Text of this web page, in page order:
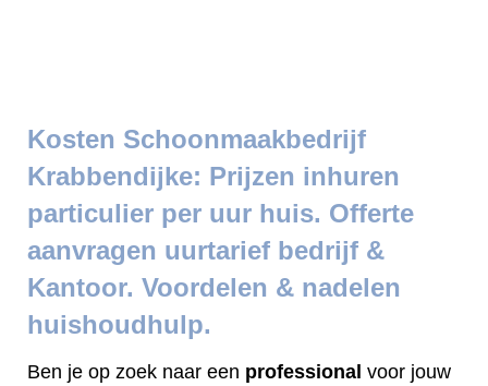
Kosten Schoonmaakbedrijf
Krabbendijke: Prijzen inhuren
particulier per uur huis. Offerte
aanvragen uurtarief bedrijf &
Kantoor. Voordelen & nadelen
huishoudhulp.
Ben je op zoek naar een professional voor jouw